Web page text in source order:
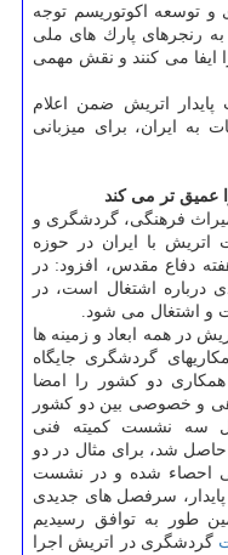
و توسعه اكوتوریسم توجه
رنجرهای پارك های ملی
ایفا می كنند و نقش مهمی
اتریش ضمن اعلام
به ایران، برای میزبانی
عمیق تر می كند
فرهنگی، گردشگری و
اتریش با ایران در حوزه
دفاع مقدس، افزود: در
درباره اشتغال است، در
و اشتغال می شود.
در همه ابعاد و زمینه ها
گردشگری جایگاه
دو كشور را امضا
و خصوصی بین دو كشور
سه نشست كمیته فنی
شد، برای مثال در دو
احصاء شده و در نشست
سرفصل های جدیدی
طور به توافق رسیدیم
گردشگری در اتریش اجرا